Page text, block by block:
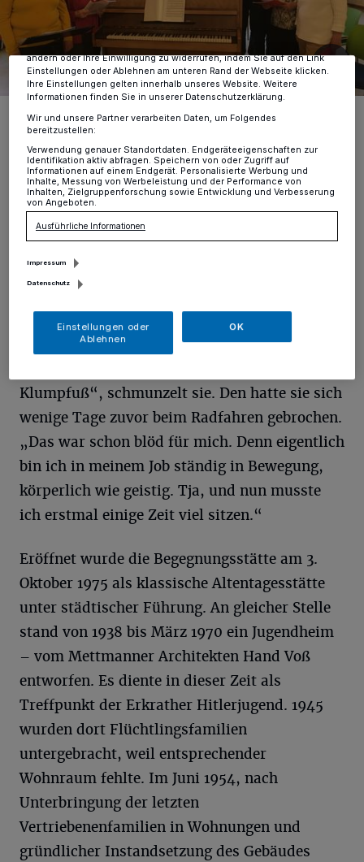
Die Gesangsgruppe der Begegungsstätte Gerberstraße hat stets
ein fröhliches Lied auf ihren Lippen.
S eit nun mehr 20 Jahren an ihrer Seite:
Monika Thöne – Pädagogin,
bestimmt noch vieles mehr. „Meinen Dienst
habe ich am 13. November 2000 in der
Klumpfuß“, schmunzelt sie. Den hatte sie sich
wenige Tage zuvor beim Radfahren gebrochen.
„Das war schon blöd für mich. Denn eigentlich
bin ich in meinem Job ständig in Bewegung,
körperlich wie geistig. Tja, und nun musste
ich erstmal einige Zeit viel sitzen.“
Eröffnet wurde die Begegnungsstätte am 3.
Oktober 1975 als klassische Altentagesstätte
unter städtischer Führung. An gleicher Stelle
stand von 1938 bis März 1970 ein Jugendheim
– vom Mettmanner Architekten Hand Voß
entworfen. Es diente in dieser Zeit als
Treffpunkt der Erkrather Hitlerjugend. 1945
wurden dort Flüchtlingsfamilien
untergebracht, weil entsprechender
Wohnraum fehlte. Im Juni 1954, nach
Unterbringung der letzten
Vertriebenenfamilien in Wohnungen und
gründlicher Instandsetzung des Gebäudes
verarbeiten Daten, um Ihnen Dienste bereitzustellen“ aufgeführten
Zwecke. Wenn Tracker deaktiviert sind, sind manche Inhalte und
Anzeigen möglicherweise nicht mehr so relevant für Sie. Sie können
dieses Menü jederzeit wieder aufrufen, um Ihre Einstellungen zu
ändern oder Ihre Einwilligung zu widerrufen, indem Sie auf den Link
Einstellungen oder Ablehnen am unteren Rand der Webseite klicken.
Ihre Einstellungen gelten innerhalb unseres Website. Weitere
Informationen finden Sie in unserer Datenschutzerklärung.
Wir und unsere Partner verarbeiten Daten, um Folgendes
bereitzustellen:
Verwendung genauer Standortdaten. Endgeräteeigenschaften zur
Identifikation aktiv abfragen. Speichern von oder Zugriff auf
Informationen auf einem Endgerät. Personalisierte Werbung und
Inhalte, Messung von Werbeleistung und der Performance von
Inhalten, Zielgruppenforschung sowie Entwicklung und Verbesserung
von Angeboten.
Ausführliche Informationen
Impressum
Datenschutz
Einstellungen oder
Ablehnen
OK